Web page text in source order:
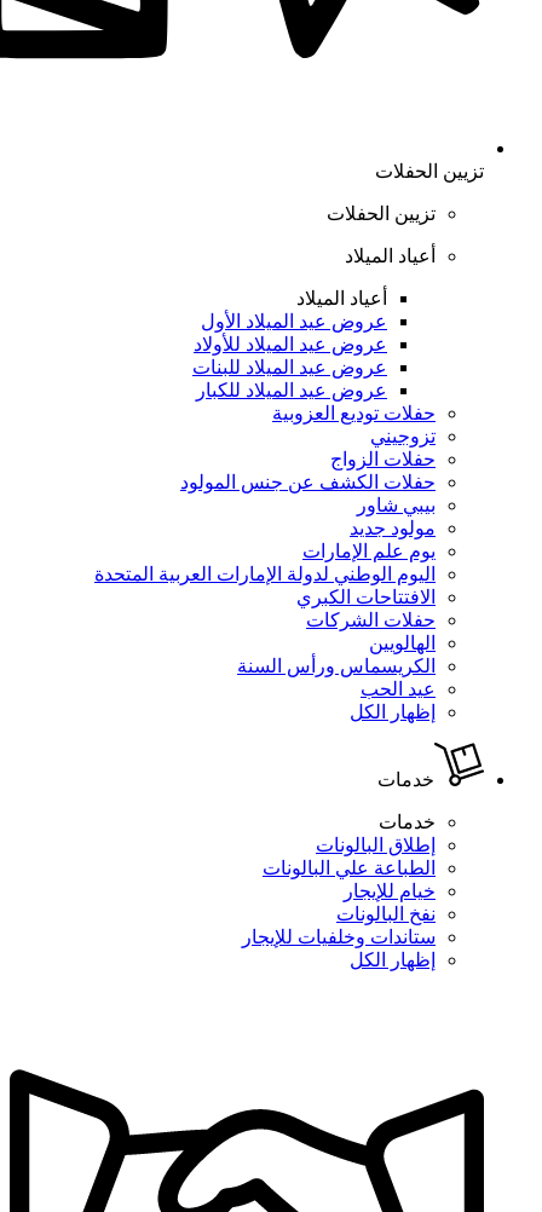
تزيين الحفلات
تزيين الحفلات
أعياد الميلاد
أعياد الميلاد
عروض عيد الميلاد الأول
عروض عيد الميلاد للأولاد
عروض عيد الميلاد للبنات
عروض عيد الميلاد للكبار
حفلات توديع العزوبية
تزوجيني
حفلات الزواج
حفلات الكشف عن جنس المولود
بيبي شاور
مولود جديد
يوم علم الإمارات
اليوم الوطني لدولة الإمارات العربية المتحدة
الافتتاحات الكبري
حفلات الشركات
الهالويين
الكريسماس ورأس السنة
عيد الحب
إظهار الكل
خدمات
خدمات
إطلاق البالونات
الطباعة علي البالونات
خيام للإيجار
نفخ البالونات
ستاندات وخلفيات للإيجار
إظهار الكل